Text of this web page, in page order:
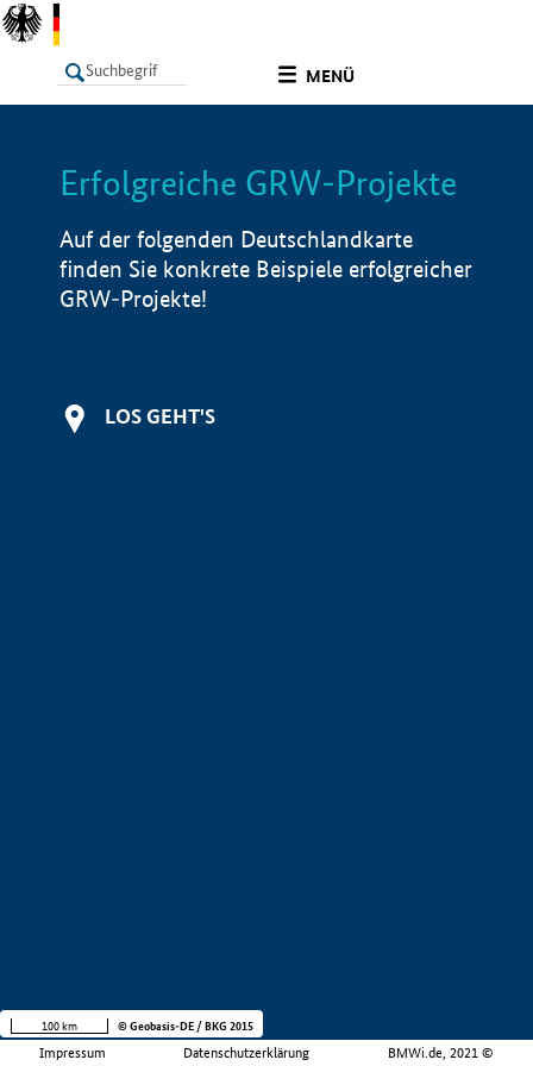
MENÜ
LISTE Info
Erfolgreiche GRW-Projekte
Auf der folgenden Deutschlandkarte
finden Sie konkrete Beispiele erfolgreicher
GRW-Projekte!
LOS GEHT'S
Impressum Datenschutzerklärung BMWi.de, 2021 ©
100 km © Geobasis-DE / BKG 2015